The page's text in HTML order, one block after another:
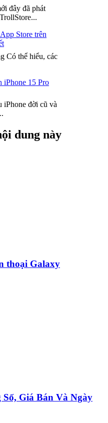
đây đã phát
Store trên
Có thể hiểu, các
iPhone 15 Pro
iPhone đời cũ và
dung này
thoại Galaxy
Giá Bán Và Ngày